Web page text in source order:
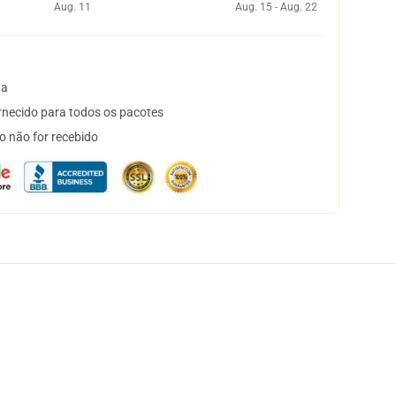
Aug. 11
Aug. 15 - Aug. 22
para todos os pacotes
não for recebido